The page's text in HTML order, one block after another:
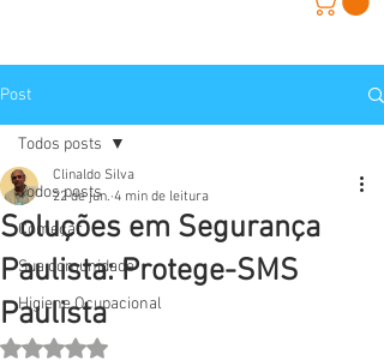
Post
Todos posts
Começar
Sua comunidade
Higiene Ocupacional
Todos posts
Soluções em Segurança
Paulista: Protege-SMS
Paulista
Clinaldo Silva
22 de jun. 4 min de leitura
Avaliado com NaN de 5 estrelas.